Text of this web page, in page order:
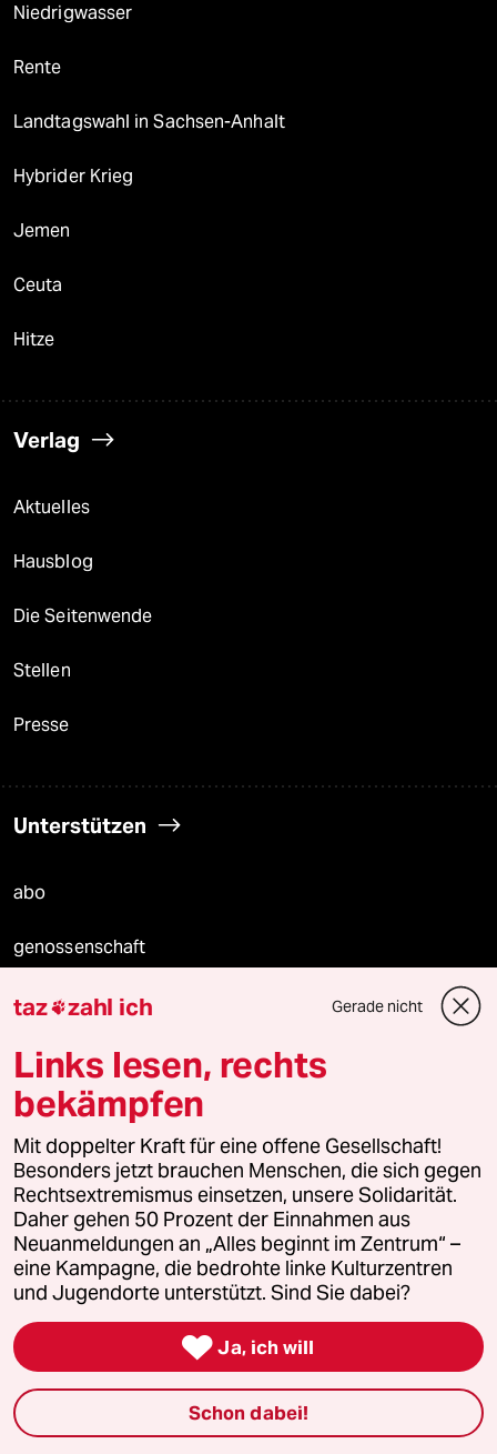
Niedrigwasser
Rente
Landtagswahl in Sachsen-Anhalt
Hybrider Krieg
Jemen
Ceuta
Hitze
Verlag
Aktuelles
Hausblog
Die Seitenwende
Stellen
Presse
Unterstützen
abo
genossenschaft
taz zahl ich
recherchefonds ausland
panterstiftung
panterpreis 2026
Podcast
bundestalk
fernverbindung
klima update°
taz zahl ich Gerade nicht
Links lesen, rechts
bekämpfen
Mit doppelter Kraft für eine offene Gesellschaft!
Besonders jetzt brauchen Menschen, die sich gegen
Rechtsextremismus einsetzen, unsere Solidarität.
Daher gehen 50 Prozent der Einnahmen aus
Neuanmeldungen an „Alles beginnt im Zentrum“ –
eine Kampagne, die bedrohte linke Kulturzentren
und Jugendorte unterstützt. Sind Sie dabei?
 Ja, ich will
Schon dabei!